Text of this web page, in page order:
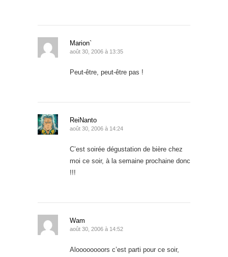
Marion`
août 30, 2006 à 13:35
Peut-être, peut-être pas !
ReiNanto
août 30, 2006 à 14:24
C’est soirée dégustation de bière chez
moi ce soir, à la semaine prochaine donc
!!!
Wam
août 30, 2006 à 14:52
Aloooooooors c’est parti pour ce soir,